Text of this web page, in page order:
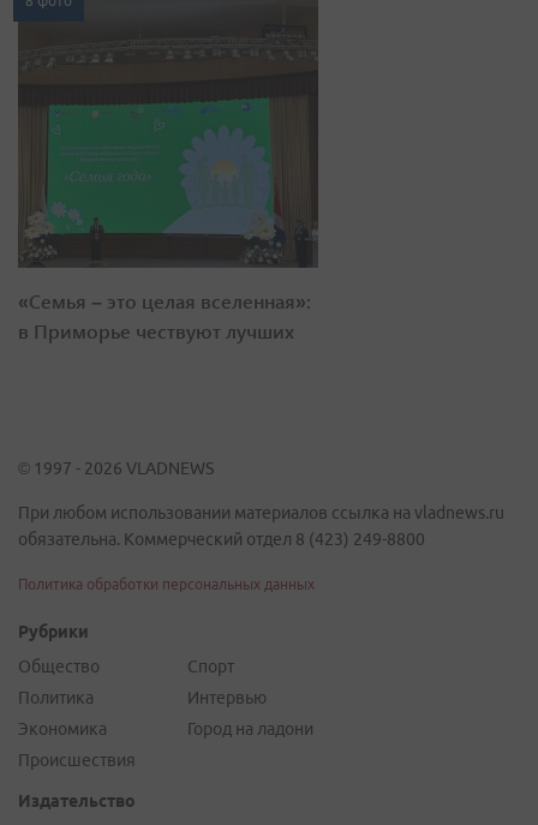
«Семья – это целая вселенная»:
в Приморье чествуют лучших
© 1997 - 2026 VLADNEWS
При любом использовании материалов ссылка на vladnews.ru
обязательна. Коммерческий отдел 8 (423) 249-8800
Политика обработки персональных данных
Рубрики
Общество
Политика
Экономика
Происшествия
Спорт
Интервью
Город на ладони
Издательство